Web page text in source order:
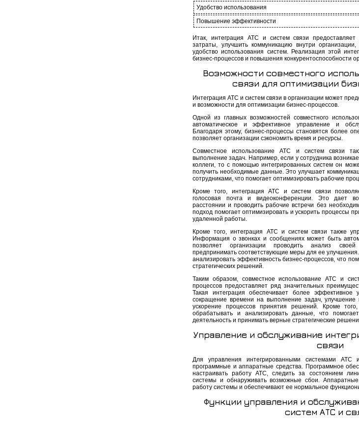
Удобство использования
Повышение эффективности
Итак, интеграция АТС и систем связи предоставляет
затраты, улучшить коммуникацию внутри
удобство использования систем. Реализация этой
бизнес-процессов и повышения конкурентоспособности
Возможности совместного
связи для оптимизации
Интеграция АТС и систем связи в организации может
и возможности для оптимизации бизнес-процессов.
Одной из главных возможностей совместного
автоматическое и эффективное управление и
Благодаря этому, бизнес-процессы становятся более
позволяет организации сэкономить время и ресурсы.
Совместное использование АТС и систем связи
выполнение задач. Например, если у сотрудника
коллеги, то с помощью интегрированных систем он
получить необходимые данные. Это улучшает
сотрудниками, что помогает оптимизировать рабочие
Кроме того, интеграция АТС и систем связи
голосовая почта и видеоконференции. Это дает
расстоянии и проводить рабочие встречи без
подход помогает оптимизировать и ускорить процессы
удаленной работы.
Кроме того, интеграция АТС и систем связи также
Информация о звонках и сообщениях может быть
позволяет организации проводить анализ
предпринимать соответствующие меры для ее
анализировать эффективность бизнес-процессов, что
стратегических решений.
Таким образом, совместное использование АТС и
процессов предоставляет ряд значительных
Такая интеграция обеспечивает более эффективное
сокращение времени на выполнение задач, улучшение
ускорение процессов принятия решений. Кроме
обрабатывать и анализировать данные, что
деятельность и принимать верные стратегические
Управление и обслуживание
связи
Для управления интегрированными системами АТС
программные и аппаратные средства. Программное
настраивать работу АТС, следить за состоянием
системы и обнаруживать возможные сбои.
работу системы и обеспечивают ее нормальное
Функции управления и
систем АТС и